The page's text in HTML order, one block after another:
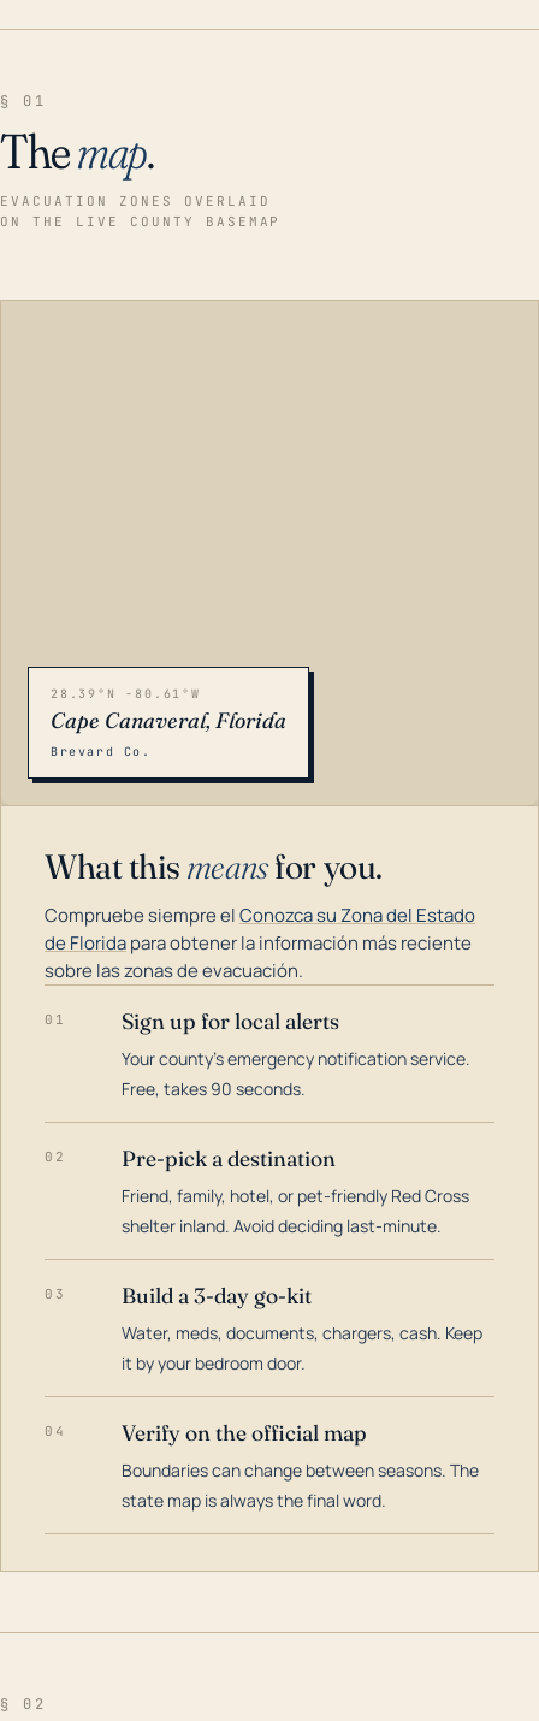
§ 01
Themap.
EVACUATION ZONES OVERLAID
ON THE LIVE COUNTY BASEMAP
28.39°N -80.61°W
Cape Canaveral, Florida
Brevard Co.
What this meansfor you.
Compruebe siempre elConozca su Zona del Estado
de Floridapara obtener la información más reciente
sobre las zonas de evacuación.
01 Sign up for local alerts
Your county's emergency notification service.
Free, takes 90 seconds.
02 Pre-pick a destination
Friend, family, hotel, or pet-friendly Red Cross
shelter inland. Avoid deciding last-minute.
03 Build a 3-day go-kit
Water, meds, documents, chargers, cash. Keep
it by your bedroom door.
04 Verify on the official map
Boundaries can change between seasons. The
state map is always the final word.
§ 02